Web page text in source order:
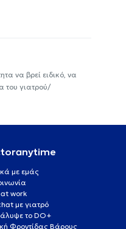
να βρεί ειδικό, να
του γιατρού/
με εμάς
work
με γιατρό
το DO+
Φροντίδας Βάρους